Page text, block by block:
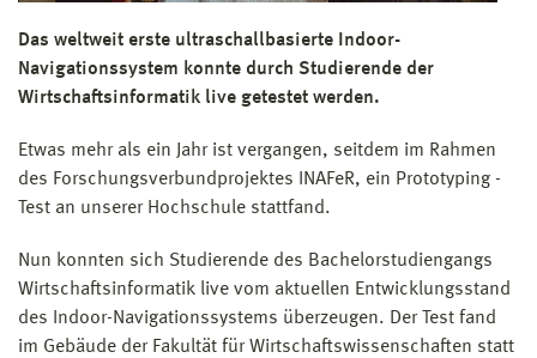
Das weltweit erste ultraschallbasierte Indoor-
Navigationssystem konnte durch Studierende der
Wirtschaftsinformatik live getestet werden.
Etwas mehr als ein Jahr ist vergangen, seitdem im Rahmen
des Forschungsverbundprojektes INAFeR, ein Prototyping -
Test an unserer Hochschule stattfand.
Nun konnten sich Studierende des Bachelorstudiengangs
Wirtschaftsinformatik live vom aktuellen Entwicklungsstand
des Indoor-Navigationssystems überzeugen. Der Test fand
im Gebäude der Fakultät für Wirtschaftswissenschaften statt